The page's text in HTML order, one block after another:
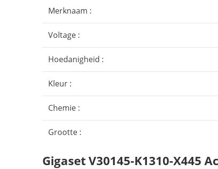
Merknaam :
Voltage :
Hoedanigheid :
Kleur :
Chemie :
Grootte :
Gigaset V30145-K1310-X445